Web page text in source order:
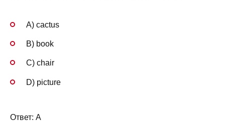
A) cactus
B) book
C) chair
D) picture
Ответ: A